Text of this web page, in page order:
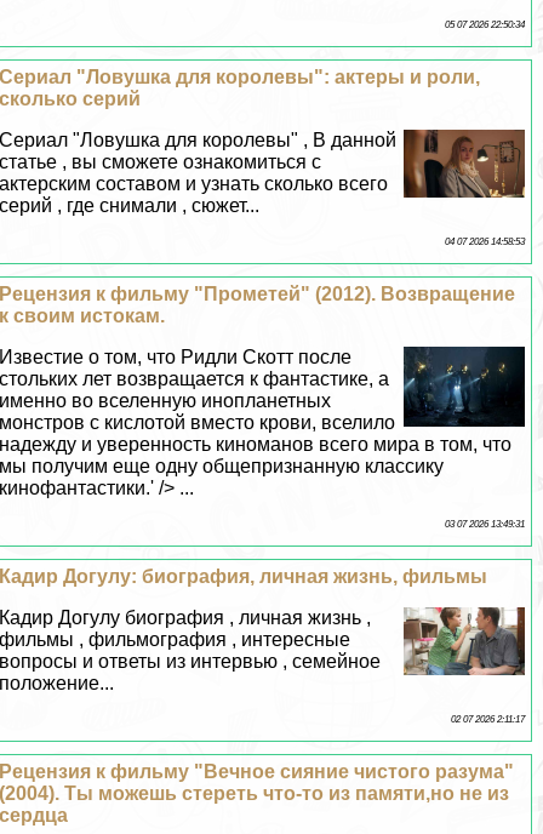
05 07 2026 22:50:34
Сериал "Ловушка для королевы": актеры и роли,
сколько серий
Сериал "Ловушка для королевы" , В данной
статье , вы сможете ознакомиться с
актерским составом и узнать сколько всего
серий , где снимали , сюжет...
04 07 2026 14:58:53
Рецензия к фильму "Прометей" (2012). Возвращение
к своим истокам.
Известие о том, что Ридли Скотт после
стольких лет возвращается к фантастике, а
именно во вселенную инопланетных
монстров с кислотой вместо крови, вселило
надежду и уверенность киноманов всего мира в том, что
мы получим еще одну общепризнанную классику
кинофантастики.' /> ...
03 07 2026 13:49:31
Кадир Догулу: биография, личная жизнь, фильмы
Кадир Догулу биография , личная жизнь ,
фильмы , фильмография , интересные
вопросы и ответы из интервью , семейное
положение...
02 07 2026 2:11:17
Рецензия к фильму "Вечное сияние чистого разума"
(2004). Ты можешь стереть что-то из памяти,но не из
сердца